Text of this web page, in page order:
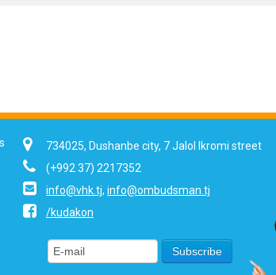
734025, Dushanbe city, 7 Jalol Ikromi street
(+992 37) 2217352
info@vhk.tj, info@ombudsman.tj
/kudakon